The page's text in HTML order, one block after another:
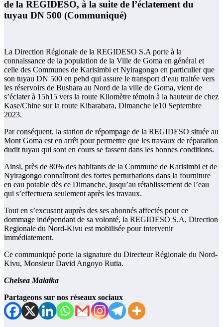
de la REGIDESO, à la suite de l’éclatement du
tuyau DN 500 (Communiqué)
La Direction Régionale de la REGIDESO S.A porte à la
connaissance de la population de la Ville de Goma en général et
celle des Communes de Karisimbi et Nyiragongo en particulier que
son tuyau DN 500 en pehd qui assure le transport d’eau traitée vers
les réservoirs de Bushara au Nord de la ville de Goma, vient de
s’éclater à 15h15 vers la route Kilomètre témoin à la hauteur de chez
Kase/Chine sur la route Kibarabara, Dimanche le10 Septembre
2023.
Par conséquent, la station de répompage de la REGIDESO située au
Mont Goma est en arrêt pour permettre que les travaux de réparation
dudit tuyau qui sont en cours se fassent dans les bonnes conditions.
Ainsi, près de 80% des habitants de la Commune de Karisimbi et de
Nyiragongo connaîtront des fortes perturbations dans la fourniture
en eau potable dès ce Dimanche, jusqu’au rétablissement de l’eau
qui s’effectuera seulement après les travaux.
Tout en s’excusant auprès des ses abonnés affectés pour ce
dommage indépendant de sa volonté, la REGIDESO S.A, Direction
Regionale du Nord-Kivu est mobilisée pour intervenir
immédiatement.
Ce communiqué porte la signature du Directeur Régionale du Nord-
Kivu, Monsieur David Angoyo Rutia.
Chelsea Malaika
Partageons sur nos réseaux sociaux